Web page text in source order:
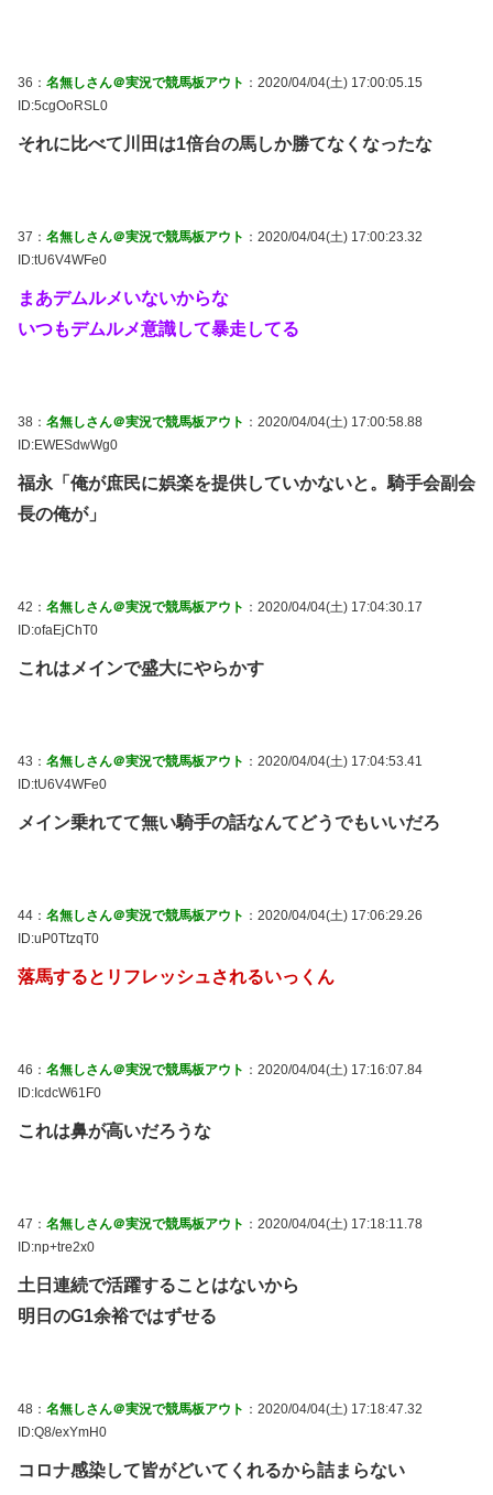
36： 名無しさん＠実況で競馬板アウト ：2020/04/04(土) 17:00:05.15
ID:5cgOoRSL0
それに比べて川田は1倍台の馬しか勝てなくなったな
37： 名無しさん＠実況で競馬板アウト ：2020/04/04(土) 17:00:23.32
ID:tU6V4WFe0
まあデムルメいないからな
いつもデムルメ意識して暴走してる
38： 名無しさん＠実況で競馬板アウト ：2020/04/04(土) 17:00:58.88
ID:EWESdwWg0
福永「俺が庶民に娯楽を提供していかないと。騎手会副会
長の俺が」
42： 名無しさん＠実況で競馬板アウト ：2020/04/04(土) 17:04:30.17
ID:ofaEjChT0
これはメインで盛大にやらかす
43： 名無しさん＠実況で競馬板アウト ：2020/04/04(土) 17:04:53.41
ID:tU6V4WFe0
メイン乗れてて無い騎手の話なんてどうでもいいだろ
44： 名無しさん＠実況で競馬板アウト ：2020/04/04(土) 17:06:29.26
ID:uP0TtzqT0
落馬するとリフレッシュされるいっくん
46： 名無しさん＠実況で競馬板アウト ：2020/04/04(土) 17:16:07.84
ID:IcdcW61F0
これは鼻が高いだろうな
47： 名無しさん＠実況で競馬板アウト ：2020/04/04(土) 17:18:11.78
ID:np+tre2x0
土日連続で活躍することはないから
明日のG1余裕ではずせる
48： 名無しさん＠実況で競馬板アウト ：2020/04/04(土) 17:18:47.32
ID:Q8/exYmH0
コロナ感染して皆がどいてくれるから詰まらない